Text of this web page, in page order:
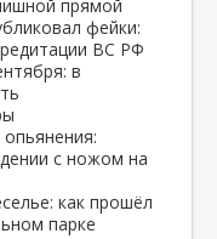
прямой
фейки:
ВС РФ
в
с ножом на
как прошёл
парке